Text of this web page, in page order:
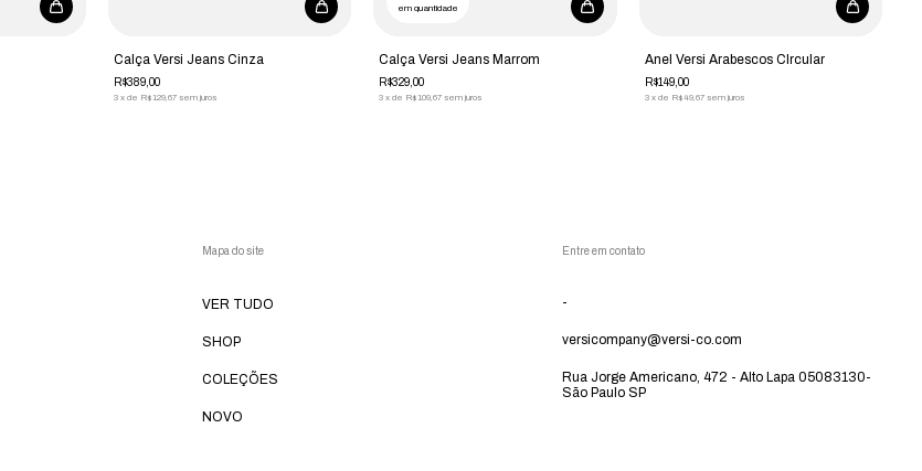
Calça Versi Jeans Cinza
R$389,00
3 x de R$129,67 sem juros
em quantidade
Calça Versi Jeans Marrom
R$329,00
3 x de R$109,67 sem juros
Anel Versi Arabescos CIrcular
R$149,00
3 x de R$49,67 sem juros
Mapa do site
VER TUDO
SHOP
COLEÇÕES
NOVO
Entre em contato
-
versicompany@versi-co.com
Rua Jorge Americano, 472 - Alto Lapa 05083130-
São Paulo SP